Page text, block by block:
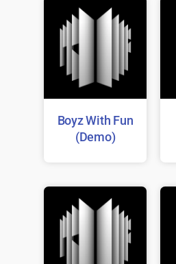
Boyz With Fun
(Demo)